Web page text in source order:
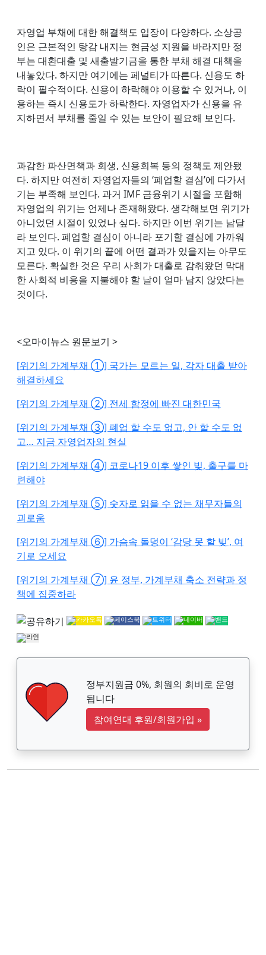
자영업 부채에 대한 해결책도 입장이 다양하다. 소상공
인은 근본적인 탕감 내지는 현금성 지원을 바라지만 정
부는 대환대출 및 새출발기금을 통한 부채 해결 대책을
내놓았다. 하지만 여기에는 페널티가 따른다. 신용도 하
락이 필수적이다. 신용이 하락해야 이용할 수 있거나, 이
용하는 즉시 신용도가 하락한다. 자영업자가 신용을 유
지하면서 부채를 줄일 수 있는 보안이 필요해 보인다.
과감한 파산면책과 회생, 신용회복 등의 정책도 제안됐
다. 하지만 여전히 자영업자들의 ‘폐업할 결심’에 다가서
기는 부족해 보인다. 과거 IMF 금융위기 시절을 포함해
자영업의 위기는 언제나 존재해왔다. 생각해보면 위기가
아니었던 시절이 있었나 싶다. 하지만 이번 위기는 남달
라 보인다. 폐업할 결심이 아니라 포기할 결심에 가까워
지고 있다. 이 위기의 끝에 어떤 결과가 있을지는 아무도
모른다. 확실한 것은 우리 사회가 대출로 감춰왔던 막대
한 사회적 비용을 지불해야 할 날이 얼마 남지 않았다는
것이다.
<오마이뉴스 원문보기 >
[위기의 가계부채 ①] 국가는 모르는 일, 각자 대출 받아
해결하세요
[위기의 가계부채 ②] 전세 함정에 빠진 대한민국
[위기의 가계부채 ③] 폐업 할 수도 없고, 안 할 수도 없
고… 지금 자영업자의 현실
[위기의 가계부채 ④] 코로나19 이후 쌓인 빚, 출구를 마
련해야
[위기의 가계부채 ⑤] 숫자로 읽을 수 없는 채무자들의
괴로움
[위기의 가계부채 ⑥] 가슴속 돌덩이 ‘감당 못 할 빚’, 여
기로 오세요
[위기의 가계부채 ⑦] 윤 정부, 가계부채 축소 전략과 정
책에 집중하라
정부지원금 0%, 회원의 회비로 운영
됩니다
참여연대 후원/회원가입 »